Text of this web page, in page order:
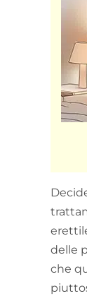
delle
che